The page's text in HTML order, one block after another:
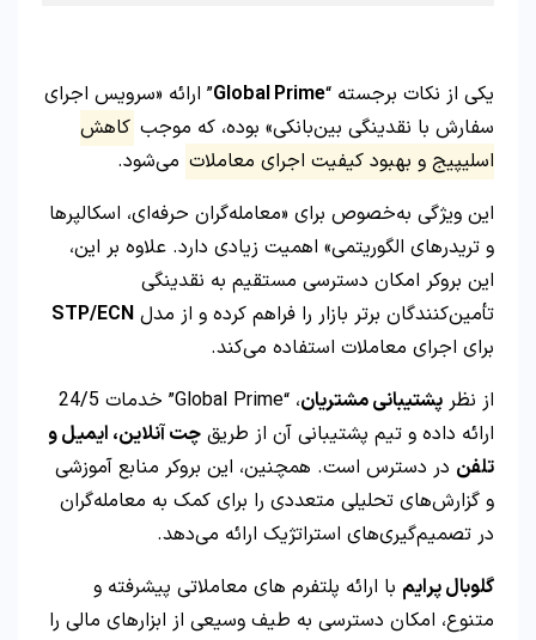
یکی از نکات برجسته “Global Prime” ارائه «سرویس اجرای
سفارش با نقدینگی بین‌بانکی» بوده، که موجب کاهش
اسلیپیج و بهبود کیفیت اجرای معاملات می‌شود.
این ویژگی به‌خصوص برای «معامله‌گران حرفه‌ای، اسکالپرها
و تریدرهای الگوریتمی» اهمیت زیادی دارد. علاوه بر این،
این بروکر امکان دسترسی مستقیم به نقدینگی
تأمین‌کنندگان برتر بازار را فراهم کرده و از مدل STP/ECN
برای اجرای معاملات استفاده می‌کند.
از نظر پشتیبانی مشتریان
، “Global Prime” خدمات 24/5
ارائه داده و تیم پشتیبانی آن از طریق چت آنلاین، ایمیل و
تلفن در دسترس است. همچنین، این بروکر منابع آموزشی
و گزارش‌های تحلیلی متعددی را برای کمک به معامله‌گران
در تصمیم‌گیری‌های استراتژیک ارائه می‌دهد.
گلوبال پرایم با ارائه پلتفرم های معاملاتی پیشرفته و
متنوع، امکان دسترسی به طیف وسیعی از ابزارهای مالی را